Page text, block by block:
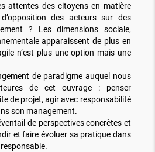
attentes des citoyens en matière
d’opposition des acteurs sur des
? Les dimensions sociale,
apparaissent de plus en
n’est plus une option mais une
de paradigme auquel nous
de cet ouvrage : penser
de projet, agir avec responsabilité
son management.
de perspectives concrètes et
et faire évoluer sa pratique dans